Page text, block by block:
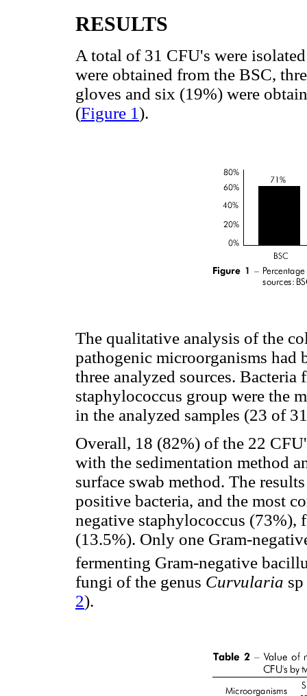
RESULTS
A total of 31 CFU's were
were obtained from the BSC,
gloves and six (19%) were
(Figure 1).
The qualitative analysis of the
pathogenic microorganisms had
three analyzed sources. Bacteria
staphylococcus group were the
in the analyzed samples (23 of
Overall, 18 (82%) of the 22
with the sedimentation method
surface swab method. The
positive bacteria, and the most
negative staphylococcus
(13.5%). Only one Gram-
fermenting Gram-negative
fungi of the genus Curvularia
2).